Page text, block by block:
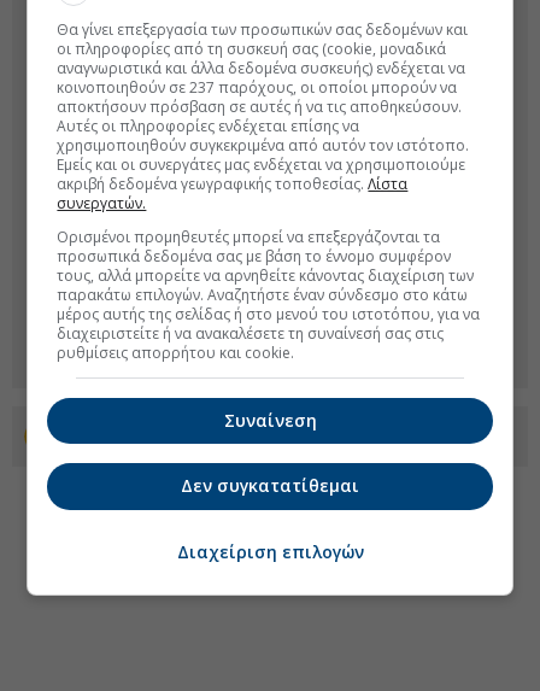
Προσθέστε το euro2day.gr στο Discover
Θα γίνει επεξεργασία των προσωπικών σας δεδομένων και
οι πληροφορίες από τη συσκευή σας (cookie, μοναδικά
αναγνωριστικά και άλλα δεδομένα συσκευής) ενδέχεται να
κοινοποιηθούν σε 237 παρόχους, οι οποίοι μπορούν να
αποκτήσουν πρόσβαση σε αυτές ή να τις αποθηκεύσουν.
Αυτές οι πληροφορίες ενδέχεται επίσης να
χρησιμοποιηθούν συγκεκριμένα από αυτόν τον ιστότοπο.
Εμείς και οι συνεργάτες μας ενδέχεται να χρησιμοποιούμε
ακριβή δεδομένα γεωγραφικής τοποθεσίας.Λίστα
συνεργατών.
Ορισμένοι προμηθευτές μπορεί να επεξεργάζονται τα
προσωπικά δεδομένα σας με βάση το έννομο συμφέρον
τους, αλλά μπορείτε να αρνηθείτε κάνοντας διαχείριση των
παρακάτω επιλογών. Αναζητήστε έναν σύνδεσμο στο κάτω
μέρος αυτής της σελίδας ή στο μενού του ιστοτόπου, για να
διαχειριστείτε ή να ανακαλέσετε τη συναίνεσή σας στις
ρυθμίσεις απορρήτου και cookie.
Συναίνεση
Δεν συγκατατίθεμαι
Διαχείριση επιλογών